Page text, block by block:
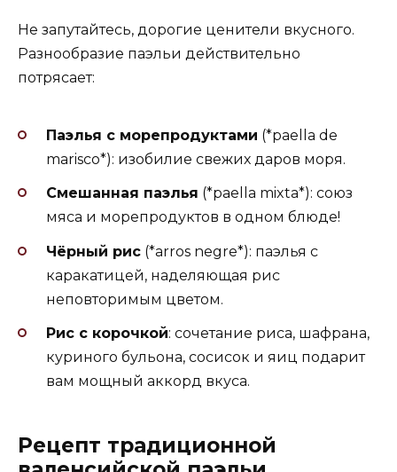
Не запутайтесь, дорогие ценители вкусного.
Разнообразие паэльи действительно
потрясает:
Паэлья с морепродуктами (*paella de
marisco*): изобилие свежих даров моря.
Смешанная паэлья (*paella mixta*): союз
мяса и морепродуктов в одном блюде!
Чёрный рис (*arros negre*): паэлья с
каракатицей, наделяющая рис
неповторимым цветом.
Рис с корочкой: сочетание риса, шафрана,
куриного бульона, сосисок и яиц подарит
вам мощный аккорд вкуса.
Рецепт традиционной